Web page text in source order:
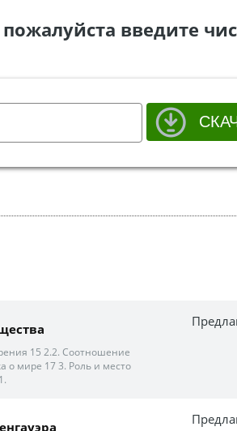
введите
15 2.2. Соотношение
о мире 17 3. Роль и место